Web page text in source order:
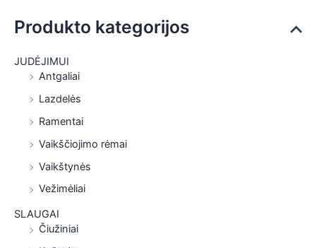
Produkto kategorijos
JUDĖJIMUI
Antgaliai
Lazdelės
Ramentai
Vaikščiojimo rėmai
Vaikštynės
Vežimėliai
SLAUGAI
Čiužiniai